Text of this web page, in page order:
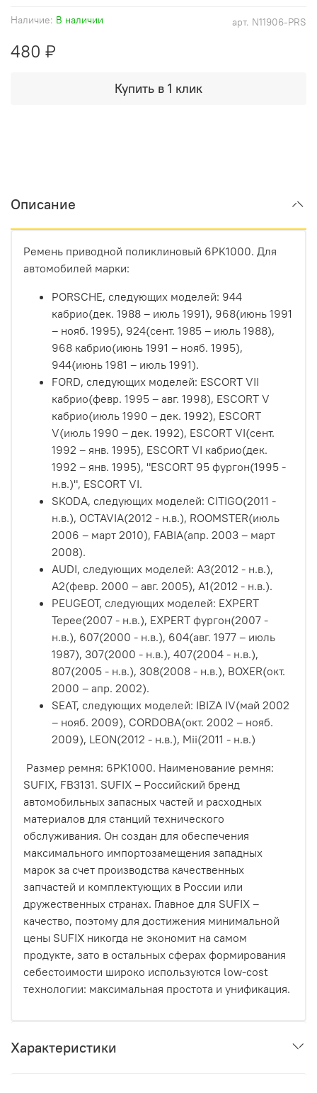
арт. N11906-PRS
Наличие: В наличии
480 ₽
Купить в 1 клик
Описание
Ремень приводной поликлиновый 6PK1000. Для
автомобилей марки:
PORSCHE, следующих моделей: 944
кабрио(дек. 1988 – июль 1991), 968(июнь 1991
– нояб. 1995), 924(сент. 1985 – июль 1988),
968 кабрио(июнь 1991 – нояб. 1995),
944(июнь 1981 – июль 1991).
FORD, следующих моделей: ESCORT VII
кабрио(февр. 1995 – авг. 1998), ESCORT V
кабрио(июль 1990 – дек. 1992), ESCORT
V(июль 1990 – дек. 1992), ESCORT VI(сент.
1992 – янв. 1995), ESCORT VI кабрио(дек.
1992 – янв. 1995), "ESCORT 95 фургон(1995 -
н.в.)", ESCORT VI.
SKODA, следующих моделей: CITIGO(2011 -
н.в.), OCTAVIA(2012 - н.в.), ROOMSTER(июль
2006 – март 2010), FABIA(апр. 2003 – март
2008).
AUDI, следующих моделей: A3(2012 - н.в.),
A2(февр. 2000 – авг. 2005), A1(2012 - н.в.).
PEUGEOT, следующих моделей: EXPERT
Tepee(2007 - н.в.), EXPERT фургон(2007 -
н.в.), 607(2000 - н.в.), 604(авг. 1977 – июль
1987), 307(2000 - н.в.), 407(2004 - н.в.),
807(2005 - н.в.), 308(2008 - н.в.), BOXER(окт.
2000 – апр. 2002).
SEAT, следующих моделей: IBIZA IV(май 2002
– нояб. 2009), CORDOBA(окт. 2002 – нояб.
2009), LEON(2012 - н.в.), Mii(2011 - н.в.)
Размер ремня: 6PK1000. Наименование ремня:
SUFIX, FB3131. SUFIX – Российский бренд
автомобильных запасных частей и расходных
материалов для станций технического
обслуживания. Он создан для обеспечения
максимального импортозамещения западных
марок за счет производства качественных
запчастей и комплектующих в России или
дружественных странах. Главное для SUFIX –
качество, поэтому для достижения минимальной
цены SUFIX никогда не экономит на самом
продукте, зато в остальных сферах формирования
себестоимости широко используются low-cost
технологии: максимальная простота и унификация.
Характеристики